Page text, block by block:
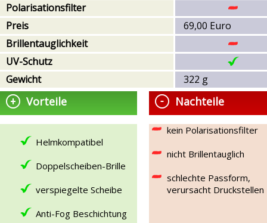
Polarisationsfilter
Preis
69,00 Euro
Brillentauglichkeit
UV-Schutz
Gewicht
322 g
Vorteile
Helmkompatibel
Doppelscheiben-Brille
verspiegelte Scheibe
Anti-Fog Beschichtung
Nachteile
kein Polarisationsfilter
nicht Brillentauglich
schlechte Passform,
verursacht Druckstellen